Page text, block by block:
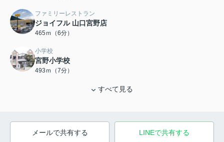
ファミリーレストラン
ジョイフル 山口宮野店
465ｍ（6分）
小学校
宮野小学校
493ｍ（7分）
すべて見る
メールで共有する LINEで共有する